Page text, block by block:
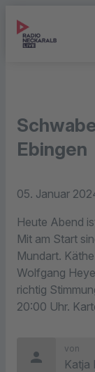
Ebingen
05. Januar
Heute Abend
Mit am Start
Mundart.
Wolfgang
richtig
20:00 Uhr.
person
von
Katja